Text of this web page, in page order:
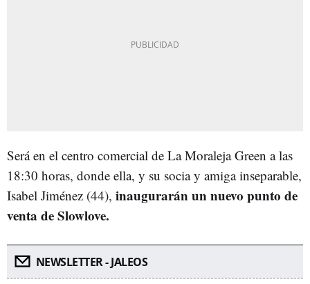
Será en el centro comercial de La Moraleja Green a las
18:30 horas, donde ella, y su socia y amiga inseparable,
Isabel Jiménez (44), inaugurarán un nuevo punto de
venta de Slowlove.
NEWSLETTER - JALEOS